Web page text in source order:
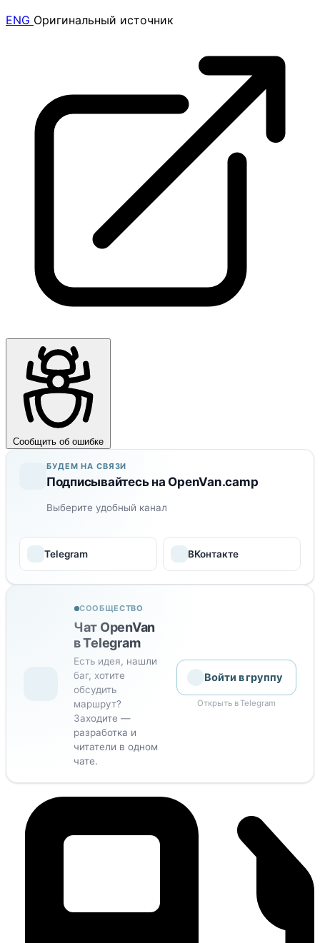
ENG Оригинальный источник
Сообщить об ошибке
БУДЕМ НА СВЯЗИ
Подписывайтесь на OpenVan.camp
Выберите удобный канал
Telegram ВКонтакте
СООБЩЕСТВО
Чат OpenVan
в Telegram
Есть идея, нашли
баг, хотите
обсудить
маршрут?
Заходите —
разработка и
читатели в одном
чате.
Войти в группу
Открыть в Telegram